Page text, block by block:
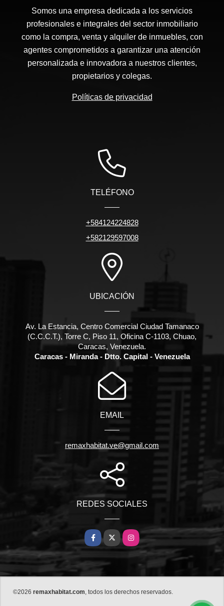
Somos una empresa dedicada a los servicios
profesionales e integrales del sector inmobiliario
como la compra, venta y alquiler de inmuebles, con
agentes comprometidos a garantizar una atención
personalizada e innovadora a nuestros clientes,
propietarios y colegas.
Políticas de privacidad
TELÉFONO
+584124224828
+582129597008
UBICACIÓN
Av. La Estancia, Centro Comercial Ciudad Tamanaco
(C.C.C.T.), Torre C, Piso 11, Oficina C-1103, Chuao,
Caracas, Venezuela.
Caracas - Miranda - Dtto. Capital - Venezuela
EMAIL
remaxhabitat.ve@gmail.com
REDES SOCIALES
Facebook
X Instagram
©2026 remaxhabitat.com, todos los derechos reservados.